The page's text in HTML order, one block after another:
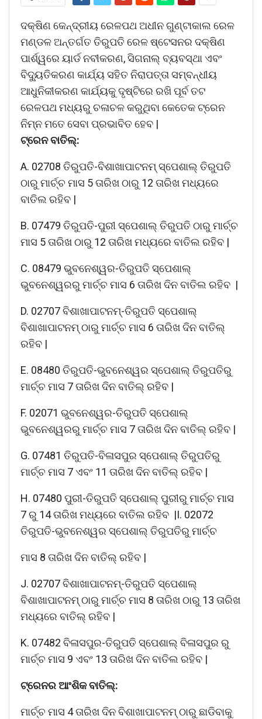
ଦକ୍ଷିଣ କେନ୍ଦ୍ରୀୟ ରେଳପଥ ଅଧୀନ ଗୁଣ୍ଟାକାଲ ରେଳ
ମଣ୍ଡଳ ଅନ୍ତର୍ଗତ ତିରୁପତି ରେଳ ଷ୍ଟେସନର ଦକ୍ଷିଣ
ପାର୍ଶ୍ୱରେ ୟାର୍ଡ ନବୀକରଣ, ସିଗନାଲ୍ ବ୍ୟବସ୍ଥା ଏବଂ
ବିଦ୍ୟୁତିକରଣ କାର୍ଯ୍ୟ ସହିତ ନିରାପତ୍ତା ସମ୍ବନ୍ଧୀୟ
ଆଧୁନିକୀକରଣ କାର୍ଯ୍ୟକୁ ଦୃଷ୍ଟିରେ ରଖି ପୂର୍ବ ତଟ
ରେଳପଥ ମଧ୍ୟରୁ ଚଳାଚଳ କରୁଥିବା କେତେକ ଟ୍ରେନ
ନିମ୍ନ ମତେ ସେବା ପ୍ରଭାବିତ ହେବ |
ଟ୍ରେନ ବାତିଲ୍:
A. 02708 ତିରୁପତି-ବିଶାଖାପାଟନମ୍ ସ୍ପେଶାଲ୍ ତିରୁପତି
ଠାରୁ ମାର୍ଚ୍ଚ ମାସ 5 ତାରିଖ ଠାରୁ 12 ତାରିଖ ମଧ୍ୟରେ
ବାତିଲ ରହିବ |
B. 07479 ତିରୁପତି-ପୁରୀ ସ୍ପେଶାଲ୍ ତିରୁପତି ଠାରୁ ମାର୍ଚ୍ଚ
ମାସ 5 ତାରିଖ ଠାରୁ 12 ତାରିଖ ମଧ୍ୟରେ ବାତିଲ ରହିବ |
C. 08479 ଭୁବନେଶ୍ୱର-ତିରୁପତି ସ୍ପେଶାଲ୍
ଭୁବନେଶ୍ୱରରୁ ମାର୍ଚ୍ଚ ମାସ 6 ତାରିଖ ଦିନ ବାତିଲ ରହିବ |
D. 02707 ବିଶାଖାପାଟନମ୍-ତିରୁପତି ସ୍ପେଶାଲ୍
ବିଶାଖାପାଟନମ୍ ଠାରୁ ମାର୍ଚ୍ଚ ମାସ 6 ତାରିଖ ଦିନ ବାତିଲ୍
ରହିବ |
E. 08480 ତିରୁପତି-ଭୁବନେଶ୍ୱର ସ୍ପେଶାଲ୍ ତିରୁପତିରୁ
ମାର୍ଚ୍ଚ ମାସ 7 ତାରିଖ ଦିନ ବାତିଲ୍ ରହିବ |
F. 02071 ଭୁବନେଶ୍ୱର-ତିରୁପତି ସ୍ପେଶାଲ୍
ଭୁବନେଶ୍ୱରରୁ ମାର୍ଚ୍ଚ ମାସ 7 ତାରିଖ ଦିନ ବାତିଲ୍ ରହିବ |
G. 07481 ତିରୁପତି-ବିଳାସପୁର ସ୍ପେଶାଲ୍ ତିରୁପତିରୁ
ମାର୍ଚ୍ଚ ମାସ 7 ଏବଂ 11 ତାରିଖ ଦିନ ବାତିଲ୍ ରହିବ |
H. 07480 ପୁରୀ-ତିରୁପତି ସ୍ପେଶାଲ୍ ପୁରୀରୁ ମାର୍ଚ୍ଚ ମାସ
7 ରୁ 14 ତାରିଖ ମଧ୍ୟରେ ବାତିଲ ରହିବ |I. 02072
ତିରୁପତି-ଭୁବନେଶ୍ୱର ସ୍ପେଶାଲ୍ ତିରୁପତିରୁ ମାର୍ଚ୍ଚ
ମାସ 8 ତାରିଖ ଦିନ ବାତିଲ୍ ରହିବ |
J. 02707 ବିଶାଖାପାଟନମ୍-ତିରୁପତି ସ୍ପେଶାଲ୍
ବିଶାଖାପାଟନମ୍ ଠାରୁ ମାର୍ଚ୍ଚ ମାସ 8 ତାରିଖ ଠାରୁ 13 ତାରିଖ
ମଧ୍ୟରେ ବାତିଲ୍ ରହିବ |
K. 07482 ବିଳାସପୁର-ତିରୁପତି ସ୍ପେଶାଲ୍ ବିଳାସପୁର ରୁ
ମାର୍ଚ୍ଚ ମାସ 9 ଏବଂ 13 ତାରିଖ ଦିନ ବାତିଲ ରହିବ |
ଟ୍ରେନର ଆଂଶିକ ବାତିଲ୍:
ମାର୍ଚ୍ଚ ମାସ 4 ତାରିଖ ଦିନ ବିଶାଖାପାଟନମ୍ ଠାରୁ ଛାଡିବାକୁ